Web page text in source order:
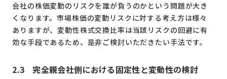
会社の株価変動のリスクを誰が負うのかという問題が大き
くなります。市場株価の変動リスクに対する考え方は様々
ありますが、変動性株式交換比率は当該リスクの回避に有
効な手段であるため、是非ご検討いただきたい手法です。
2.3 完全親会社側における固定性と変動性の検討